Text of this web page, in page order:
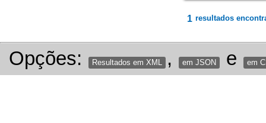
1 resultados
Opções: Resultados em XML , em JSON e em